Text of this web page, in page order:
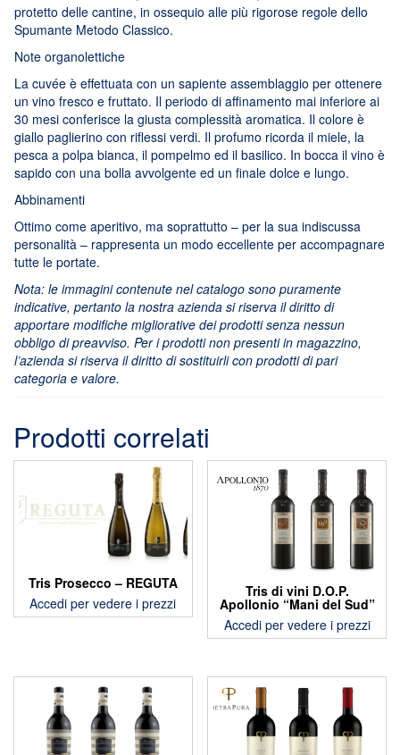
protetto delle cantine, in ossequio alle più rigorose regole dello
Spumante Metodo Classico.
Note organolettiche
La cuvée è effettuata con un sapiente assemblaggio per ottenere
un vino fresco e fruttato. Il periodo di affinamento mai inferiore ai
30 mesi conferisce la giusta complessità aromatica. Il colore è
giallo paglierino con riflessi verdi. Il profumo ricorda il miele, la
pesca a polpa bianca, il pompelmo ed il basilico. In bocca il vino è
sapido con una bolla avvolgente ed un finale dolce e lungo.
Abbinamenti
Ottimo come aperitivo, ma soprattutto – per la sua indiscussa
personalità – rappresenta un modo eccellente per accompagnare
tutte le portate.
Nota: le immagini contenute nel catalogo sono puramente
indicative, pertanto la nostra azienda si riserva il diritto di
apportare modifiche migliorative dei prodotti senza nessun
obbligo di preavviso. Per i prodotti non presenti in magazzino,
l’azienda si riserva il diritto di sostituirli con prodotti di pari
categoria e valore.
Prodotti correlati
Tris Prosecco – REGUTA
Accedi per vedere i prezzi
Tris di vini D.O.P.
Apollonio “Mani del Sud”
Accedi per vedere i prezzi